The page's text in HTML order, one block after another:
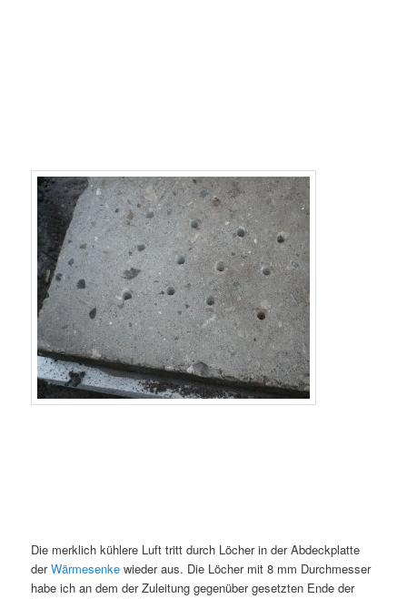
Die merklich kühlere Luft tritt durch Löcher in der Abdeckplatte
derWärmesenke wieder aus. Die Löcher mit 8 mm Durchmesser
habe ich an dem der Zuleitung gegenüber gesetzten Ende der